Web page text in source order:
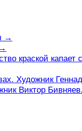
→
краской капает
Художник
Виктор